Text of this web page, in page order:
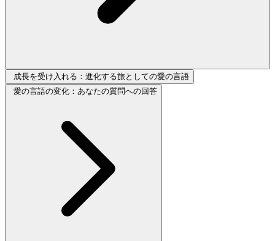
成長を受け入れる：進化する旅としての愛の言語
愛の言語の変化：あなたの質問への回答